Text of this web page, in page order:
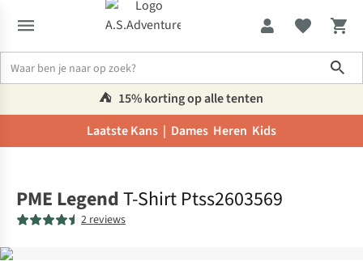
⛺️ 15% korting op alle tenten
Laatste Kans | Dames Heren Kids
PME LegendT-Shirt Ptss2603569
2 reviews